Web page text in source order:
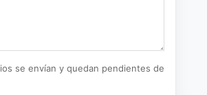
se envían y quedan pendientes de